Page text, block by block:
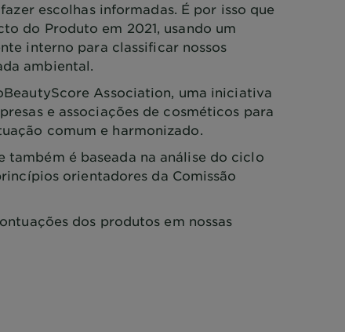
escolhas informadas. É por isso que
do Produto em 2021, usando um
interno para classificar nossos
ambiental.
Association, uma iniciativa
e associações de cosméticos para
comum e harmonizado.
é baseada na análise do ciclo
orientadores da Comissão
dos produtos em nossas